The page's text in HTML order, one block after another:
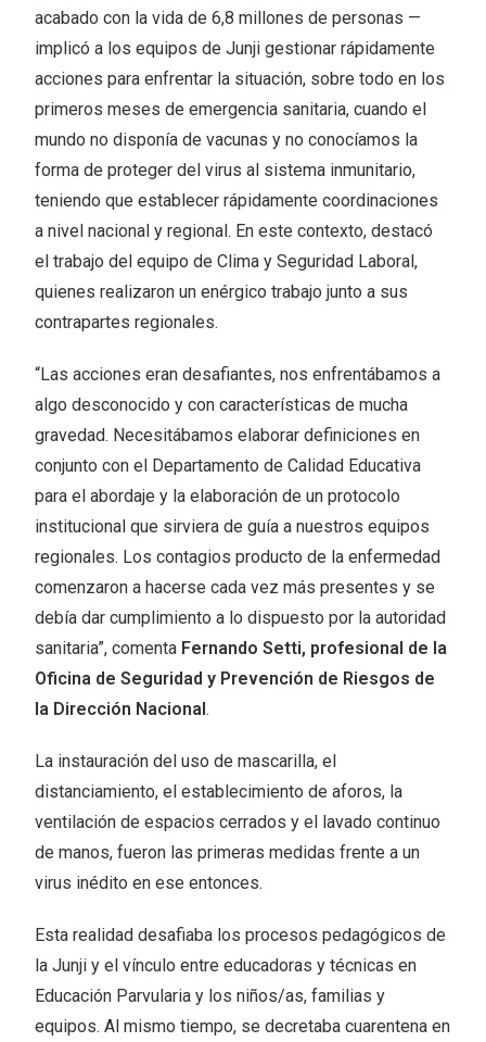
acabado con la vida de 6,8 millones de personas —
implicó a los equipos de Junji gestionar rápidamente
acciones para enfrentar la situación, sobre todo en los
primeros meses de emergencia sanitaria, cuando el
mundo no disponía de vacunas y no conocíamos la
forma de proteger del virus al sistema inmunitario,
teniendo que establecer rápidamente coordinaciones
a nivel nacional y regional. En este contexto, destacó
el trabajo del equipo de Clima y Seguridad Laboral,
quienes realizaron un enérgico trabajo junto a sus
contrapartes regionales.
“Las acciones eran desafiantes, nos enfrentábamos a
algo desconocido y con características de mucha
gravedad. Necesitábamos elaborar definiciones en
conjunto con el Departamento de Calidad Educativa
para el abordaje y la elaboración de un protocolo
institucional que sirviera de guía a nuestros equipos
regionales. Los contagios producto de la enfermedad
comenzaron a hacerse cada vez más presentes y se
debía dar cumplimiento a lo dispuesto por la autoridad
sanitaria”, comenta Fernando Setti, profesional de la
Oficina de Seguridad y Prevención de Riesgos de
la Dirección Nacional.
La instauración del uso de mascarilla, el
distanciamiento, el establecimiento de aforos, la
ventilación de espacios cerrados y el lavado continuo
de manos, fueron las primeras medidas frente a un
virus inédito en ese entonces.
Esta realidad desafiaba los procesos pedagógicos de
la Junji y el vínculo entre educadoras y técnicas en
Educación Parvularia y los niños/as, familias y
equipos. Al mismo tiempo, se decretaba cuarentena en